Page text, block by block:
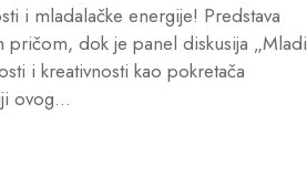
i mladalačke energije! Predstava
dok je panel diskusija „Mladi
i kreativnosti kao pokretača
ovog...